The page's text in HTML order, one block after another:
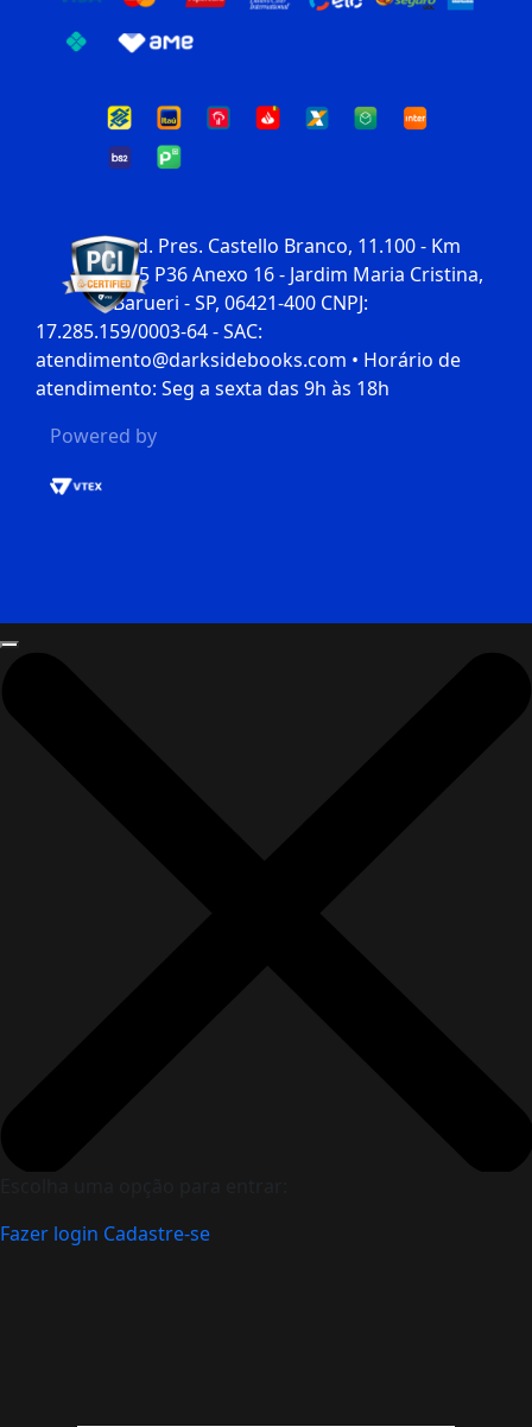
Rod. Pres. Castello Branco, 11.100 - Km
30,5 P36 Anexo 16 - Jardim Maria Cristina,
Barueri - SP, 06421-400 CNPJ:
17.285.159/0003-64 - SAC:
atendimento@darksidebooks.com • Horário de
atendimento: Seg a sexta das 9h às 18h
Powered by
Fazer login Cadastre-se